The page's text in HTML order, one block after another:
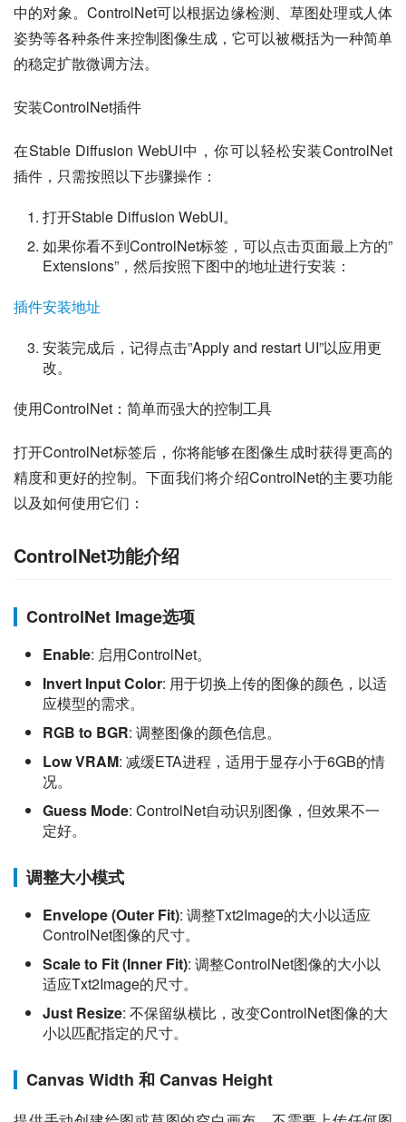
中的对象。ControlNet可以根据边缘检测、草图处理或人体
姿势等各种条件来控制图像生成，它可以被概括为一种简单
的稳定扩散微调方法。
安装ControlNet插件
在Stable Diffusion WebUI中，你可以轻松安装ControlNet
插件，只需按照以下步骤操作：
打开Stable Diffusion WebUI。
如果你看不到ControlNet标签，可以点击页面最上方的”
Extensions”，然后按照下图中的地址进行安装：
插件安装地址
安装完成后，记得点击”Apply and restart UI”以应用更
改。
使用ControlNet：简单而强大的控制工具
打开ControlNet标签后，你将能够在图像生成时获得更高的
精度和更好的控制。下面我们将介绍ControlNet的主要功能
以及如何使用它们：
ControlNet功能介绍
ControlNet Image选项
Enable: 启用ControlNet。
Invert Input Color: 用于切换上传的图像的颜色，以适
应模型的需求。
RGB to BGR: 调整图像的颜色信息。
Low VRAM: 减缓ETA进程，适用于显存小于6GB的情
况。
Guess Mode: ControlNet自动识别图像，但效果不一
定好。
调整大小模式
Envelope (Outer Fit): 调整Txt2Image的大小以适应
ControlNet图像的尺寸。
Scale to Fit (Inner Fit): 调整ControlNet图像的大小以
适应Txt2Image的尺寸。
Just Resize: 不保留纵横比，改变ControlNet图像的大
小以匹配指定的尺寸。
Canvas Width 和 Canvas Height